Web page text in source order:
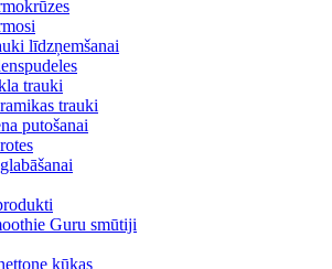
līdzņemšanai
trauki
trauki
putošanai
Guru smūtiji
kūkas